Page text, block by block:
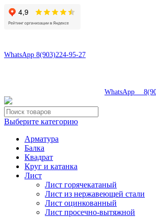
WhatsApp 8(903)224-95-27
WhatsApp
Выберите категорию
Арматура
Балка
Квадрат
Круг и катанка
Лист
Лист горячекатаный
Лист из нержавеющей стали
Лист оцинкованный
Лист просечно-вытяжной